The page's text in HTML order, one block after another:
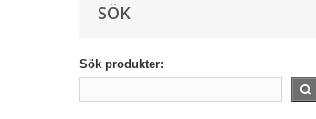
SÖK
Sök produkter: